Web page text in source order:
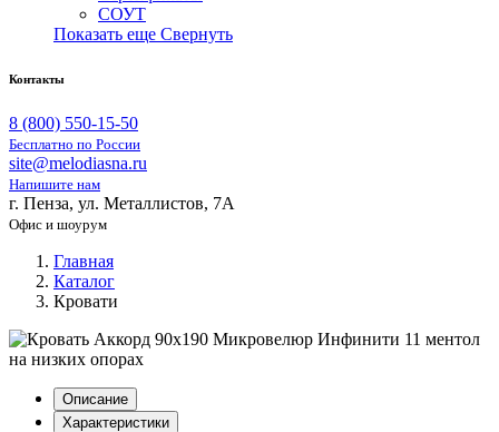
СОУТ
Показать еще Свернуть
Контакты
8 (800) 550-15-50
Бесплатно по России
site@melodiasna.ru
Напишите нам
г. Пенза, ул. Металлистов, 7А
Офис и шоурум
Главная
Каталог
Кровати
Описание
Характеристики